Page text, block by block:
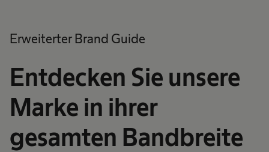
Erweiterter Brand Guide
Entdecken Sie unsere
Marke in ihrer
gesamten Bandbreite